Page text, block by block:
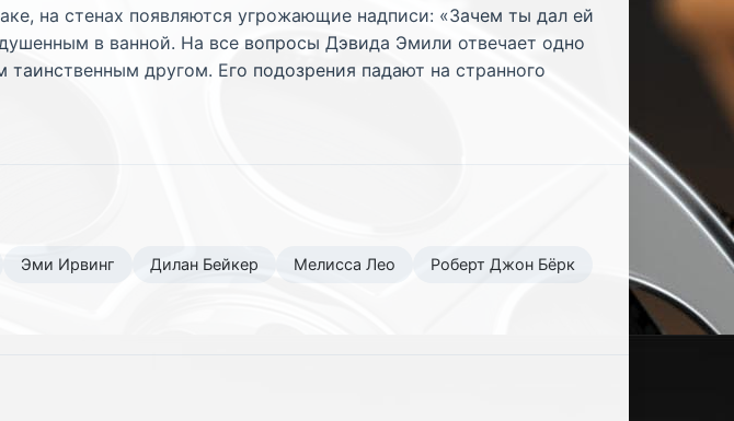
на стенах появляются угрожающие надписи: «Зачем ты дал ей
в ванной. На все вопросы Дэвида Эмили отвечает одно
другом. Его подозрения падают на странного
Эми Ирвинг Дилан Бейкер Мелисса Лео
Роберт Джон Бёрк